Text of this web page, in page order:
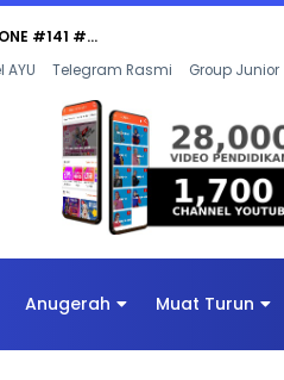
#141 #...
AYU Telegram Rasmi Group Junior
Anugerah Muat Turun